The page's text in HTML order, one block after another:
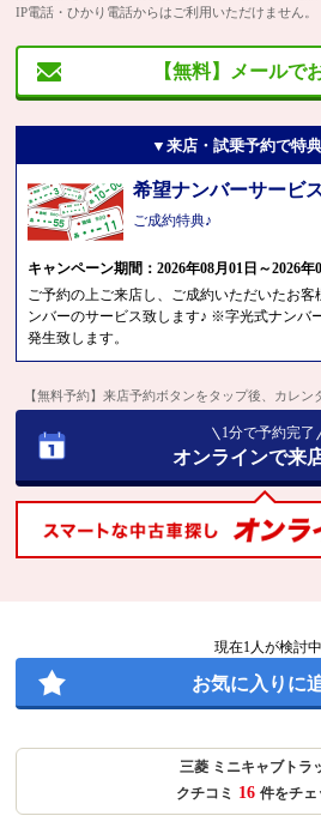
IP電話・ひかり電話からはご利用いただけません。
【無料】メールで
▼来店・試乗予約で特
希望ナンバーサービ
ご成約特典♪
キャンペーン期間：2026年08月01日～2026年
ご予約の上ご来店し、ご成約いただいたお
ンバーのサービス致します♪ ※字光式ナンバ
発生致します。
【無料予約】来店予約ボタンをタップ後、カレ
1分で予約完了
オンラインで来
現在1人が検討中
お気に入りに
三菱 ミニキャブトラ
クチコミ 16 件をチェ